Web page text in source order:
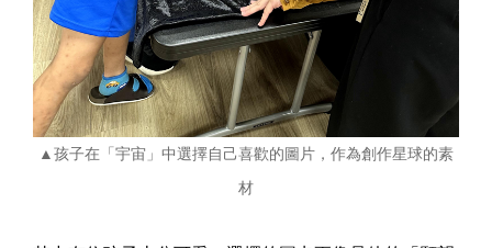
▲孩子在「宇宙」中選擇自己喜歡的圖片，作為創作星球的素
材